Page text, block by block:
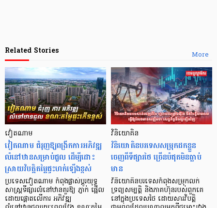
More
Related Stories
វៀតណាម
វៀតណាម ជំរុញឱ្យពង្រីកការអភិវឌ្ឍ
លំនៅឋានសម្រាប់ជួល ដើម្បីដោះ
ស្រាយវិបត្តិតម្លៃផ្ទះហក់ឡើងខ្ពស់
ប្រទេសវៀតណាម កំពុងផ្លាស់ប្តូរយុទ្ធ
សាស្ត្រទីផ្សារលំនៅឋានគួរឱ្យ ភ្ញាក់ ផ្អើល
ដោយផ្តោតលើការ អភិវឌ្ឍ
វិនិយោគិន
វិនិយោគិនបរទេសសម្រុកដកខ្លួន
ចេញពីទីផ្សារថៃ ច្រើនបំផុតមិនធ្លាប់
មាន
វិនិយោគិនបរទេសកំពុងសម្រុកលក់
ទ្រព្យសម្បត្តិ និងភាគហ៊ុនរបស់ពួកគេ
នៅក្នុងប្រទេសថៃ ដោយសារវិបត្តិ